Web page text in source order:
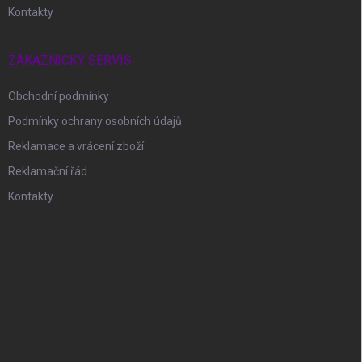
Kontakty
ZÁKAZNICKÝ SERVIS
Obchodní podmínky
Podmínky ochrany osobních údajů
Reklamace a vrácení zboží
Reklamační řád
Kontakty